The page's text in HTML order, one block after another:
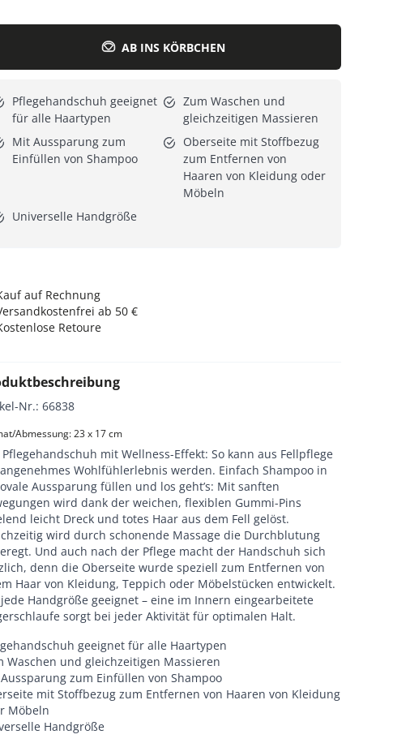
AB INS KÖRBCHEN
Pflegehandschuh geeignet
für alle Haartypen
Zum Waschen und
gleichzeitigen Massieren
Mit Aussparung zum
Einfüllen von Shampoo
Oberseite mit Stoffbezug
zum Entfernen von
Haaren von Kleidung oder
Möbeln
Universelle Handgröße
auf Rechnung
ab 50 €
Retoure
Nr.: 66838
Abmessung: 23 x 17 cm
Pflegehandschuh mit Wellness-Effekt: So kann aus Fellpflege
Wohlfühlerlebnis werden. Einfach Shampoo in
Aussparung füllen und los geht’s: Mit sanften
wird dank der weichen, flexiblen Gummi-Pins
leicht Dreck und totes Haar aus dem Fell gelöst.
wird durch schonende Massage die Durchblutung
Und auch nach der Pflege macht der Handschuh sich
denn die Oberseite wurde speziell zum Entfernen von
Haar von Kleidung, Teppich oder Möbelstücken entwickelt.
Handgröße geeignet – eine im Innern eingearbeitete
sorgt bei jeder Aktivität für optimalen Halt.
geeignet für alle Haartypen
Waschen und gleichzeitigen Massieren
zum Einfüllen von Shampoo
mit Stoffbezug zum Entfernen von Haaren von Kleidung
Möbeln
Handgröße